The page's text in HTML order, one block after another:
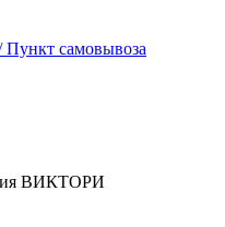
самовывоза
ВИКТОРИ